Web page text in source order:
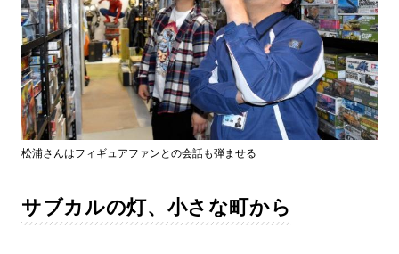
松浦さんはフィギュアファンとの会話も弾ませる
サブカルの灯、小さな町から